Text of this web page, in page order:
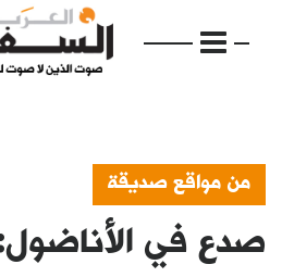
الرئيسية
من مواقع صديقة
صدع في